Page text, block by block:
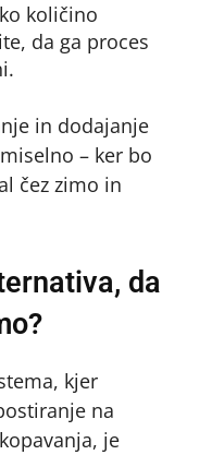
količino
da ga proces
in dodajanje
– ker bo
čez zimo in
da
kjer
na
je